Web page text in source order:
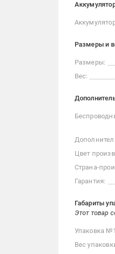
Размеры и
Размеры:
Вес:
Цвет
Страна-
Гарантия:
Габариты
Этот товар
Упаковка
Вес